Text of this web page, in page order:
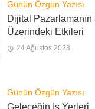
Günün Özgün Yazısı
Dijital
Üzerindeki Etkileri
24 Ağustos 2023
Günün Özgün Yazısı
Geleceğin İş Yerleri